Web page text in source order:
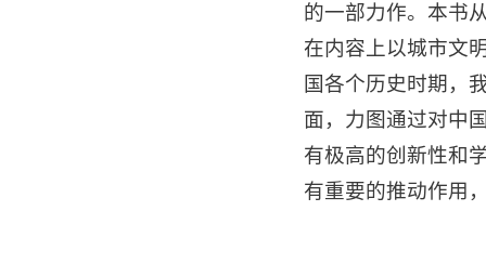
的一部力作。本书
在内容上以城市文
国各个历史时期，
面，力图通过对中
有极高的创新性和
有重要的推动作用